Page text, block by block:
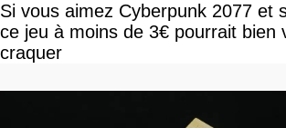
Si vous aimez Cyberpunk 2077 et
ce jeu à moins de 3€ pourrait bien
craquer